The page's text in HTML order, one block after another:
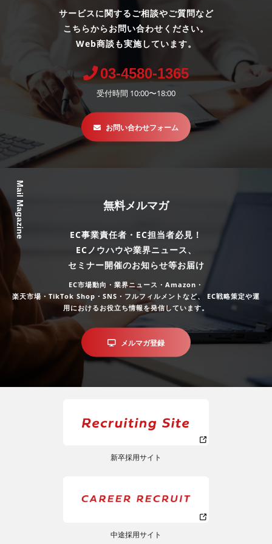
サービスに関するご相談やご質問など
こちらからお問い合わせください。
Web商談も実施しています。
03-4580-1365
受付時間 10:00〜18:00
お問い合わせフォーム
Mail Magazine 無料メルマガ
EC事業責任者・EC担当者必見！
ECノウハウや業界ニュース、
セミナー開催のお知らせ等お届け
EC市場動向・業界ニュース・Amazon・
楽天市場・TikTok Shop・SNS・フルフィルメントなど、
EC戦略策定や運
用におけるお役立ち情報を発信しています。
メルマガ登録
新卒採用サイト
中途採用サイト